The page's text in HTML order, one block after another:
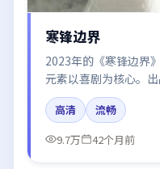
寒锋边界
2023年的《寒锋边界
元素以喜剧为核心。
沈腾、王凯所饰角色
论。
高清
流畅
9.7万
42个月前